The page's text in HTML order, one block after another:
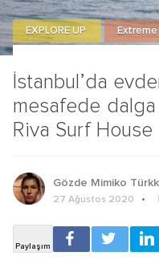
İstanbul’da
mesafede
Riva Surf House
EXPLORE UP
Gözde Mimiko
27 Ağustos 2020